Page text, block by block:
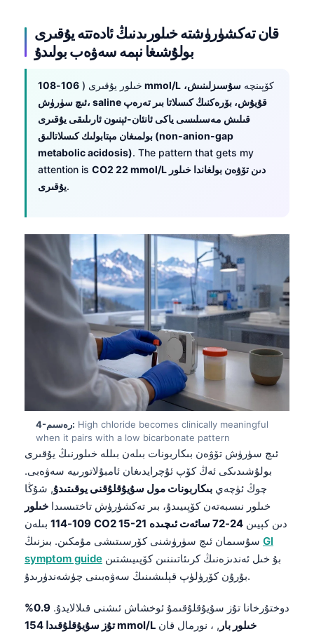
قان تەكشۈرۈشتە خىلورىدنىڭ ئادەتتە يۇقىرى
بولۇشىغا نېمە سەۋەب بولىدۇ
خىلور يۇقىرى ( 106-108 mmol/L كۆپىنچە سۇسىزلىنىش،
ئىچ سۈرۈش، saline قۇيۇش، بۆرەكنىڭ كىسلاتا بىر تەرەپ
قىلىش مەسىلىسى ياكى ئانئان-ئېنىون ئارىلىقى يۇقىرى
بولمىغان مېتابولىك كىسلاتالىق (non-anion-gap
metabolic acidosis). The pattern that gets my
attention is CO2 22 mmol/L دىن تۆۋەن بولغاندا خىلور
يۇقىرى.
4-رەسىم: High chloride becomes clinically meaningful
when it pairs with a low bicarbonate pattern
ئىچ سۈرۈش تۆۋەن بىكاربونات بىلەن بىللە خىلورنىڭ يۇقىرى
بولۇشىدىكى ئەڭ كۆپ ئۇچرايدىغان ئامبۇلاتورىيە سەۋەبى.
چوڭ ئۈچەي بىكاربونات مول سۇيۇقلۇقنى يوقىتىدۇ, شۇڭا
خىلور نىسبەتەن كۆپىيىدۇ، بىر تەكشۈرۈش تاختىسىدا خىلور
109-114 CO2 15-21 دىن كېيىن 24-72 سائەت ئىچىدە
GI
symptom guide
بۇرۇن كۆرۈلۈپ قېلىشىنىڭ سەۋەبىنى چۈشەندۈرىدۇ.
دوختۇرخانا تۇز سۇيۇقلۇقىمۇ ئوخشاش ئىشنى قىلالايدۇ.
0.9%
تۇز سۇيۇقلۇقىدا 154 mmol/L خىلور بار , ، نورمال قان